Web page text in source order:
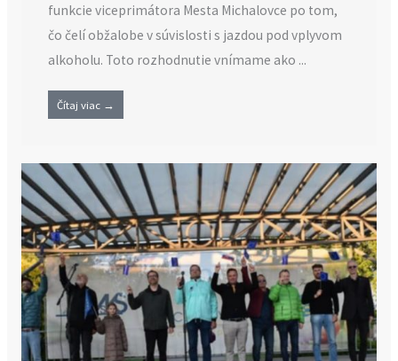
funkcie viceprimátora Mesta Michalovce po tom,
čo čelí obžalobe v súvislosti s jazdou pod vplyvom
alkoholu. Toto rozhodnutie vnímame ako ...
Čítaj viac →